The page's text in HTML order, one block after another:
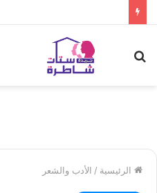
الرئيسية / الأدب والشعر